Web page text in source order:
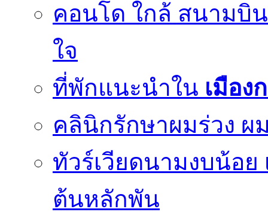
คอนโด ใกล้ สนามบิ
ใจ
ที่พักแนะนำใน เมือง
คลินิกรักษาผมร่วง ผ
ทัวร์เวียดนามงบน้อ
ต้นหลักพัน